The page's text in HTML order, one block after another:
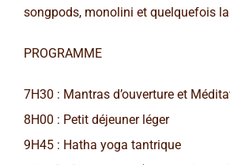
songpods, monolini et quelquefois
PROGRAMME
7H30 : Mantras d’ouverture et
8H00 : Petit déjeuner léger
9H45 : Hatha yoga tantrique